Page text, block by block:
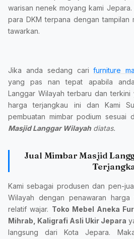
warisan nenek moyang kami
para DKM terpana dengan tampilan
tawarkan.
Jika anda sedang carifurniture
yang pas nan tepat apabila
Langgar Wilayah terbaru dan
harga terjangkau ini dan Kami
pembuatan mimbar podium sesuai
Masjid Langgar Wilayah diatas.
Jual Mimbar Masjid
Kami sebagai produsen dan pen-
Wilayah dengan penawaran
relatif wajar. Toko Mebel Aneka
Mihrab, Kaligrafi Asli Ukir Jepara
langsung dari Kota Jepara.